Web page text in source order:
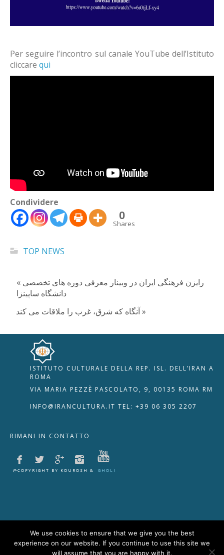
Per seguire l’incontro sul canale YouTube dell’Istituto
cliccare qui
Condividere
0
Shares
TOP NEWS
« رایزن فرهنگی ایران در وبینار معرفی دوره های تخصصی
دانشگاه ساپینزا
آنگاه که شرق، غرب را ملاقات می کند »
ISTITUTO CULTURALE DELLA REP. ISL. DELL’IRAN A
ROMA
VIA MARIA PEZZÈ PASCOLATO, 9, 00135 ROMA RM
INFO@IRANCULTURA.IT TEL: +39 06 305 2207
RIMANI IN CONTATTO
@COPYRIGHT BY KOUROSH & GHOLI
We use cookies to ensure that we give you the best
experience on our website. If you continue to use this site we
will assume that you are happy with it.
RIPRISTINA 🇮🇹 🇬🇧
Disattiva Immagini
Evidenzia Link
Lettura Vocale Leggi